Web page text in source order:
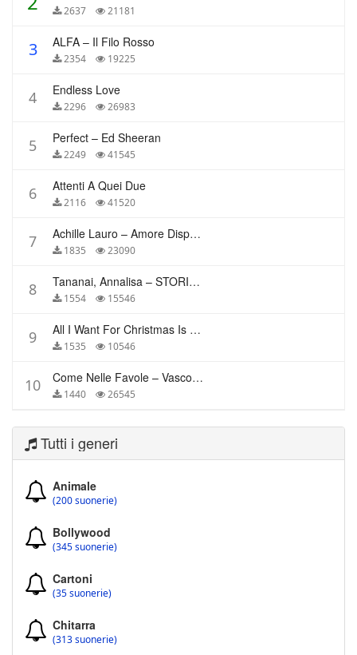
2637 21181
3 ALFA – Il Filo Rosso
2354 19225
4 Endless Love
2296 26983
5 Perfect – Ed Sheeran
2249 41545
6 Attenti A Quei Due
2116 41520
7 Achille Lauro – Amore Disperato
1835 23090
8 Tananai, Annalisa – STORIE BREVI
1554 15546
9 All I Want For Christmas Is You – Mariah Carey
1535 10546
10 Come Nelle Favole – Vasco Rossi
1440 26545
Tutti i generi
Animale
(200 suonerie)
Bollywood
(345 suonerie)
Cartoni
(35 suonerie)
Chitarra
(313 suonerie)